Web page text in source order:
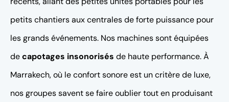
petits chantiers aux centrales de forte puissance pour
les grands événements. Nos machines sont équipées
decapotages insonorisés de haute performance. À
Marrakech, où le confort sonore est un critère de luxe,
nos groupes savent se faire oublier tout en produisant